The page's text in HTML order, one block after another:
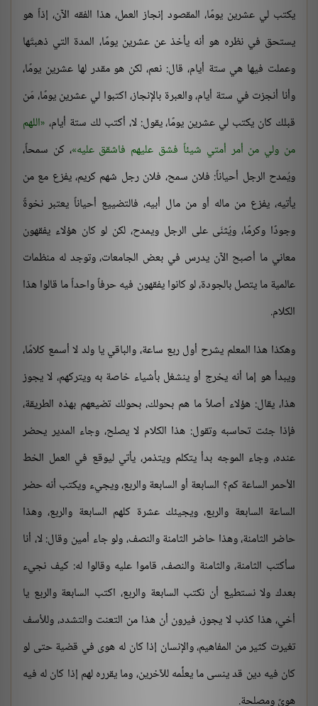
يكتب لي عشرين يومًا، المقصود إنجاز العمل، هذا الفقه الآن، إذاً هو
يستحق في نظره هو أنه يأخذ عن عشرين يومًا، المدة التي ذهبتَها
وعملت فيها هي ستة أيام، قال: نعم، لكن هو مقدر لها عشرين يومًا،
وأنا أنجزت في ستة أيام، والعبرة بالإنجاز، اكتبوا لي عشرين يومًا، مَن
قبلك كان يكتب لي عشرين يومًا، يقول: لا، أكتب لك ستة أيام، اللهم
من ولي من أمر أمتي شيئاً فشق عليهم فاشقق عليه ، كن سمحاً،
ويُمدح الرجل أحياناً: فلان سمح، فلان رجل شهم كريم، يفزع مع من
يأتيه، يفزع من ماله أو من مال أبيه، فالتضييع أحياناً يعتبر نخوةً
وجودًا وكرمًا، ويُثنَى على الرجل ويمدح، لكن لو كان هؤلاء يفقهون
معاني ما أصبح الآن يدرس في بعض الجامعات، وتوجد له منظمات
عالمية ما يتصل بالجودة، لو كانوا يفقهون فيه حرفاً واحداً ما قالوا هذا
الكلام.
وهكذا هذا المعلم يشرح أول ربع ساعة، والباقي يا ولد لا أسمع كلامًا،
ويبدأ هو إما أنه يخرج أو ينشغل بأشياء خاصة به ويتركهم، لا يجوز
هذا، يقال: هؤلاء أصلاً ما هم بحولك، بحولك تضيعهم بهذه الطريقة،
فإذا جئت تحاسبه وتقول: هذا الكلام لا يصلح، وجاء المدير يحضر
عنده، وجاء الموجه بدأ يتكلم ويتذمر، يأتي ليوقع في العمل الخط
الأحمر الساعة كم؟ السابعة أو السابعة والربع، ويجيء ويكتب أنه حضر
الساعة السابعة والربع، ويجيئك عشرة كلهم السابعة والربع، وهذا
حاضر الثامنة، وهذا حاضر الثامنة والنصف، ولو جاء أمين وقال: لا، أنا
سأكتب الثامنة، والثامنة والنصف، قاموا عليه وقالوا له: كيف نجيء
بعدك ولا نستطيع أن نكتب السابعة والربع، اكتب السابعة والربع يا
أخي، هذا كذب لا يجوز، فيرون أن هذا من التعنت والتشدد، وللأسف
تغيرت كثير من المفاهيم، والإنسان إذا كان له هوى في قضية حتى لو
كان فيه دين قد ينسى ما يعلِّمه للآخرين، وما يقرره لهم إذا كان له فيه
هوىً ومصلحة.